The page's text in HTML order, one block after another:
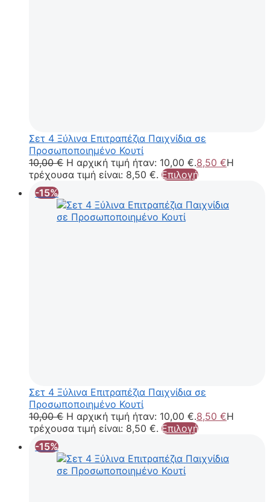
Σετ 4 Ξύλινα Επιτραπέζια Παιχνίδια σε
Προσωποποιημένο Κουτί
10,00€ Η αρχική τιμή ήταν: 10,00 €.8,50 €Η
τρέχουσα τιμή είναι: 8,50 €. Επιλογή
-15%
Σετ 4 Ξύλινα Επιτραπέζια Παιχνίδια σε
Προσωποποιημένο Κουτί
10,00€ Η αρχική τιμή ήταν: 10,00 €.8,50 €Η
τρέχουσα τιμή είναι: 8,50 €. Επιλογή
-15%